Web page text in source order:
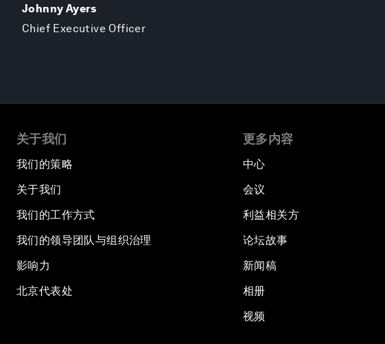
Johnny Ayers
Chief Executive Officer
关于我们
我们的策略
关于我们
我们的工作方式
我们的领导团队与组织治理
影响力
北京代表处
更多内容
中心
会议
利益相关方
论坛故事
新闻稿
相册
视频